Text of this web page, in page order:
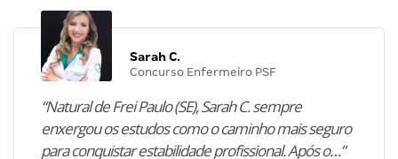
Sarah C.
Concurso Enfermeiro PSF
“Natural de Frei Paulo (SE), Sarah C. sempre
enxergou os estudos como o caminho mais seguro
para conquistar estabilidade profissional. Após o…”